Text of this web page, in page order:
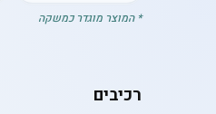
* המוצר מוגדר כמשקה
רכיבים